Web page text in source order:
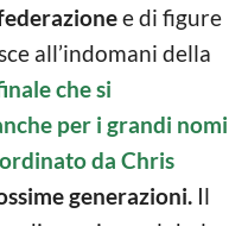
e di figure
all’indomani della
che si
per i grandi nomi
da Chris
generazioni. Il